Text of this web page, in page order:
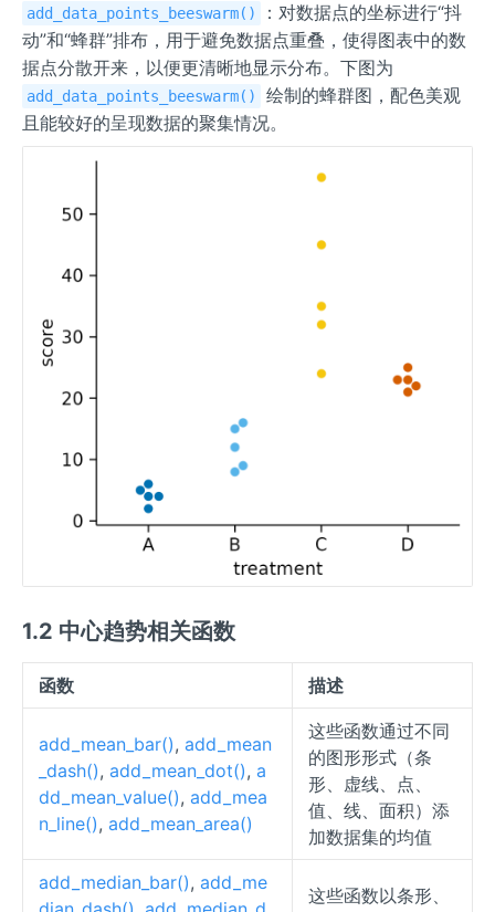
add_data_points_beeswarm()
：对数据点的坐标进行“抖
动”和“蜂群”排布，用于避免数据点重叠，使得图表中的数
据点分散开来，以便更清晰地显示分布。下图为
add_data_points_beeswarm()
绘制的蜂群图，配色美观
且能较好的呈现数据的聚集情况。
1.2 中心趋势相关函数
函数 描述
add_mean_bar(), add_mean
_dash(), add_mean_dot(), a
dd_mean_value(), add_mea
n_line(), add_mean_area()
这些函数通过不同
的图形形式（条
形、虚线、点、
值、线、面积）添
加数据集的均值
add_median_bar(), add_me
这些函数以条形、